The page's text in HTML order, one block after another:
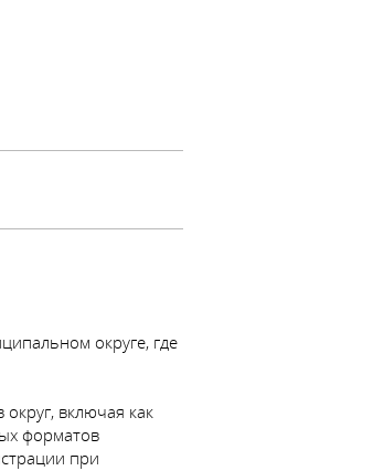
округе, где
включая как
форматов
при